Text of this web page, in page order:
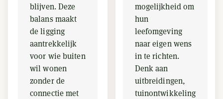
blijven. Deze
balans maakt
de ligging
aantrekkelijk
voor wie buiten
wil wonen
zonder de
connectie met
mogelijkheid om
hun
leefomgeving
naar eigen wens
in te richten.
Denk aan
uitbreidingen,
tuinontwikkeling